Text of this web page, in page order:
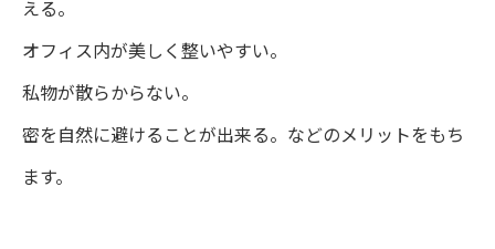
える。
オフィス内が美しく整いやすい。
私物が散らからない。
密を自然に避けることが出来る。などのメリットをもち
ます。